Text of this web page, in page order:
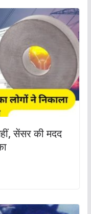
सेंसर की मदद